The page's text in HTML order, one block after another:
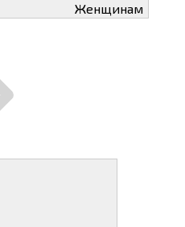
Женщинам